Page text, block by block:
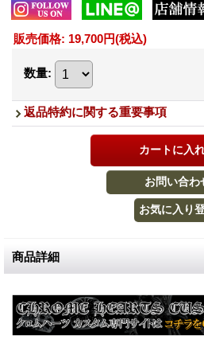
販売価格: 19,700円(税込)
数量:
返品特約に関する重要事項
商品詳細